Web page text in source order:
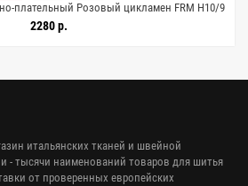
плательный Розовый цикламен FRM H10/9
D50 14052633
2280 р.
итальянских тканей и швейной
- тысячи наименований товаров для шитья
от проверенных европейских